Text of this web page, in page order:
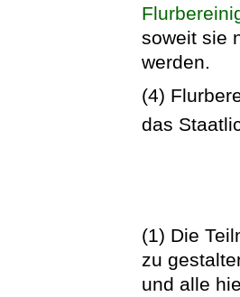
soweit sie
werden.
(4)
das
(1) Die
zu
und alle